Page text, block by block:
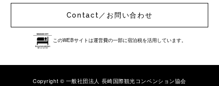
Contact／お問い合わせ
このWEBサイトは運営費の一部に宿泊税を活用しています。
Copyright © 一般社団法人 長崎国際観光コンベンション協会